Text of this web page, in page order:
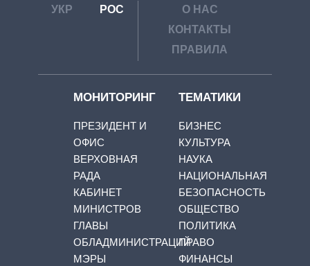
УКР РОС
О НАС
КОНТАКТЫ
ПРАВИЛА
МОНИТОРИНГ
ПРЕЗИДЕНТ И
ОФИС
ВЕРХОВНАЯ
РАДА
КАБИНЕТ
МИНИСТРОВ
ГЛАВЫ
ОБЛАДМИНИСТРАЦИЙ
МЭРЫ
ТЕМАТИКИ
БИЗНЕС
КУЛЬТУРА
НАУКА
НАЦИОНАЛЬНАЯ
БЕЗОПАСНОСТЬ
ОБЩЕСТВО
ПОЛИТИКА
ПРАВО
ФИНАНСЫ